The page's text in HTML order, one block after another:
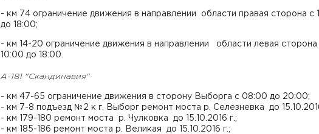
- км 74 ограничение движения в направлении области правая сторона с
до 18:00;
- км 14-20 ограничение движения в направлении области левая сторона
10:00 до 18:00.
А-181 "Скандинавия"
- км 47-65 ограничение движения в сторону Выборга с 08:00 до 20:00;
- км 7-8 подъезд №2 к г. Выборг ремонт моста р. Селезневка до
- км 179-180 ремонт моста р. Чулковка до 15.10.2016 г.;
- км 185-186 ремонт моста р. Великая до 15.10.2016 г.;